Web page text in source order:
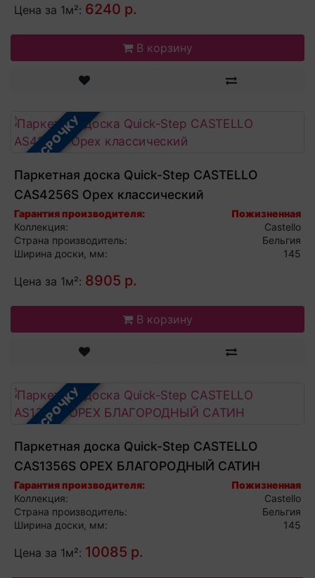
Цена за 1м²: 6240 р.
В корзину
В РАССРОЧКУ
Паркетная доска Quick-Step CASTELLO
CAS4256S Орех классический
Гарантия производителя:
Пожизненная
Коллекция:
Castello
Страна производитель:
Бельгия
Ширина доски, мм:
145
Цена за 1м²: 8905 р.
В корзину
В РАССРОЧКУ
Паркетная доска Quick-Step CASTELLO
CAS1356S ОРЕХ БЛАГОРОДНЫЙ САТИН
Гарантия производителя:
Пожизненная
Коллекция:
Castello
Страна производитель:
Бельгия
Ширина доски, мм:
145
Цена за 1м²: 10085 р.